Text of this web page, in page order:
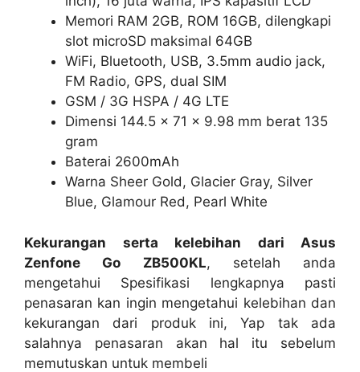
Memori RAM 2GB, ROM 16GB, dilengkapi
slot microSD maksimal 64GB
WiFi, Bluetooth, USB, 3.5mm audio jack,
FM Radio, GPS, dual SIM
GSM / 3G HSPA / 4G LTE
Dimensi 144.5 x 71 x 9.98 mm berat 135
gram
Baterai 2600mAh
Warna Sheer Gold, Glacier Gray, Silver
Blue, Glamour Red, Pearl White
Kekurangan serta kelebihan dari Asus
Zenfone Go ZB500KL, setelah anda
mengetahui Spesifikasi lengkapnya pasti
penasaran kan ingin mengetahui kelebihan dan
kekurangan dari produk ini, Yap tak ada
salahnya penasaran akan hal itu sebelum
memutuskan untuk membeli